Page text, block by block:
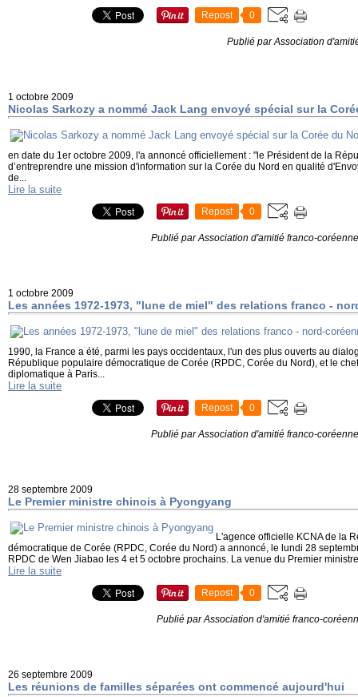
Repost 0
Publié par Association
1 octobre 2009
Nicolas Sarkozy a nommé Jack Lang envoyé spécial sur la
en date du 1er octobre 2009, l'a annoncé officiellement : "le Président de la
d’entreprendre une mission d'information sur la Corée du Nord en qualité
de...
Lire la suite
Repost 0
Publié par Association d'amitié franco-coréenne
1 octobre 2009
Les années 1972-1973, "lune de miel" des relations franco -
1990, la France a été, parmi les pays occidentaux, l'un des plus ouverts au
République populaire démocratique de Corée (RPDC, Corée du Nord), et le
diplomatique à Paris...
Lire la suite
Repost 0
Publié par Association d'amitié franco-coréenne
28 septembre 2009
Le Premier ministre chinois à Pyongyang
L'agence officielle KCNA de la
démocratique de Corée (RPDC, Corée du Nord) a annoncé, le lundi 28
RPDC de Wen Jiabao les 4 et 5 octobre prochains. La venue du Premier
Lire la suite
Repost 0
Publié par Association d'amitié franco-
26 septembre 2009
Les réunions de familles séparées ont commencé aujourd'hui